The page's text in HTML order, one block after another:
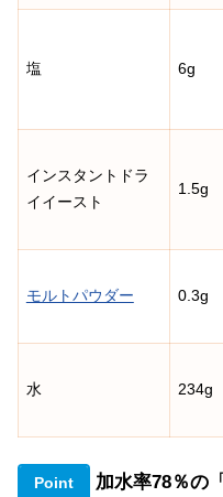
塩 6g
インスタントドラ
イイースト
1.5g
モルトパウダー 0.3g
水 234g
Point 加水率78％の「